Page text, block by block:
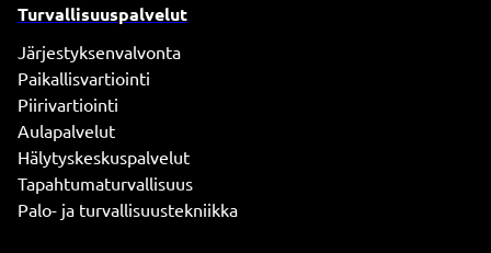
Turvallisuuspalvelut
Järjestyksenvalvonta
Paikallisvartiointi
Piirivartiointi
Aulapalvelut
Hälytyskeskuspalvelut
Tapahtumaturvallisuus
Palo- ja turvallisuustekniikka